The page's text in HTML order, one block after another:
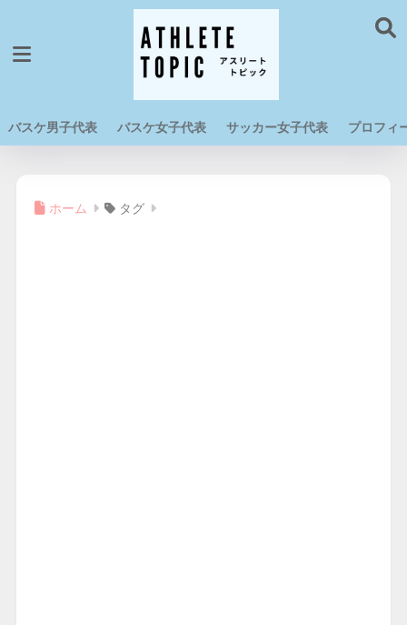
バスケ男子代表 バスケ女子代表 サッカー女子代表 プロフィ
ホーム タグ